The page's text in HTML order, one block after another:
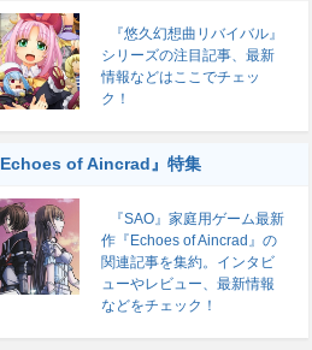
『悠久幻想曲リバイバル』
シリーズの注目記事、最新
情報などはここでチェッ
ク！
of Aincrad』特集
『SAO』家庭用ゲーム最新
作『Echoes of Aincrad』の
関連記事を集約。インタビ
ューやレビュー、最新情報
などをチェック！